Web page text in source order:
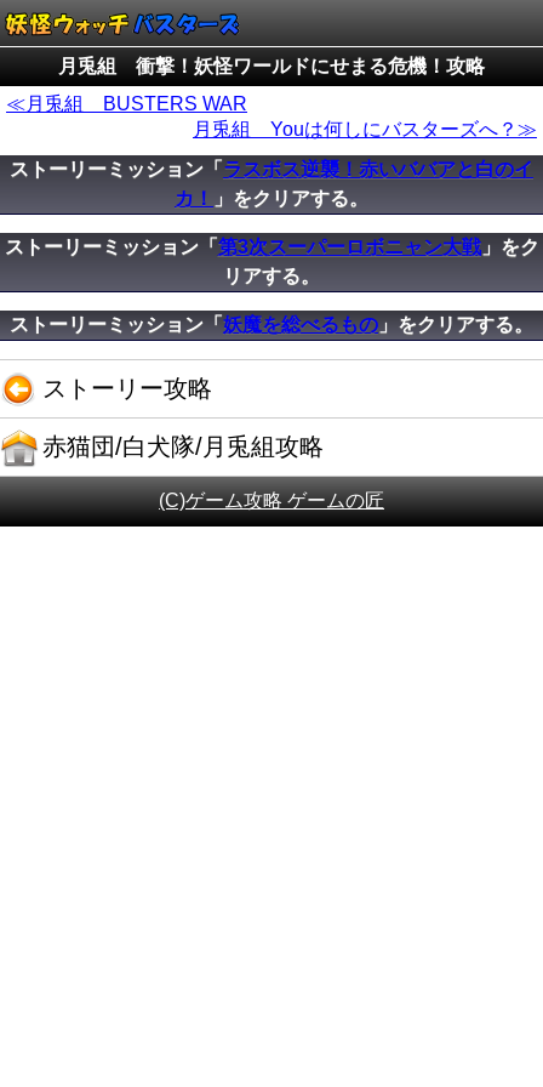
月兎組 衝撃！妖怪ワールドにせまる危機！攻略
≪月兎組 BUSTERS WAR
月兎組 Youは何しにバスターズへ？≫
ストーリーミッション「 ラスボス逆襲！赤いババアと白のイ
カ！
」をクリアする。
ストーリーミッション「 第3次スーパーロボニャン大戦」をク
リアする。
ストーリーミッション「 妖魔を総べるもの 」をクリアする。
ストーリー攻略
赤猫団/白犬隊/月兎組攻略
(C)ゲーム攻略 ゲームの匠